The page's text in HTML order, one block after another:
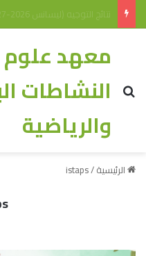
نتائج التوجيه (ليسانس 2026-2027)
معهد علوم
النشاطات
والرياضية
الرئيسية/
istaps